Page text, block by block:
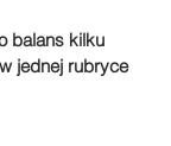
balans kilku
jednej rubryce